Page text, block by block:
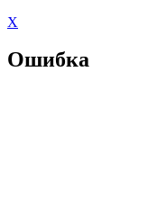
X
Ошибка